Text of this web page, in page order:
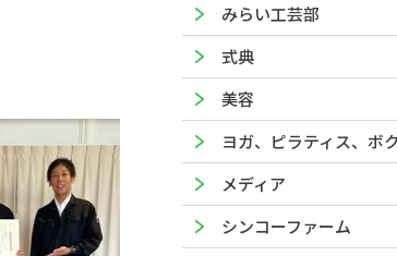
みらい工芸部
式典
美容
ヨガ、ピラティス、ボ
メディア
シンコーファーム